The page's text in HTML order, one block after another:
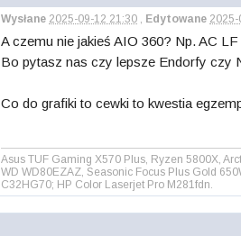
Wysłane 2025-09-12 21:30 , Edytowane
A czemu nie jakieś AIO 360? Np. AC
Bo pytasz nas czy lepsze Endorfy czy
Co do grafiki to cewki to kwestia
Asus TUF Gaming X570 Plus, Ryzen 5800X,
WD WD80EZAZ, Seasonic Focus Plus Gold
C32HG70; HP Color Laserjet Pro M281fdn.